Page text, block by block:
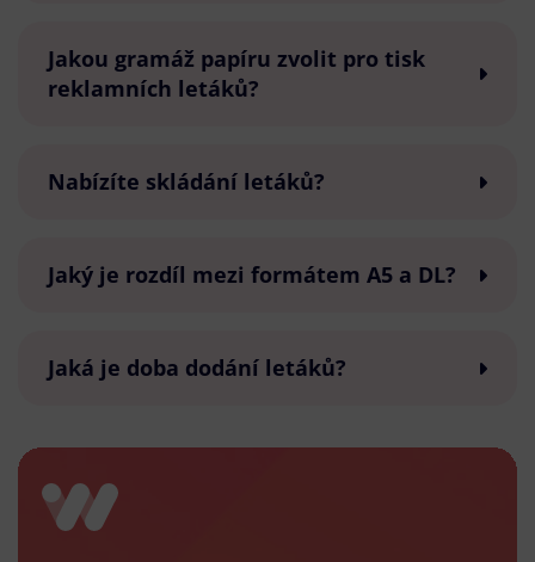
Jakou gramáž papíru zvolit pro tisk
reklamních letáků?
Nabízíte skládání letáků?
Jaký je rozdíl mezi formátem A5 a DL?
Jaká je doba dodání letáků?